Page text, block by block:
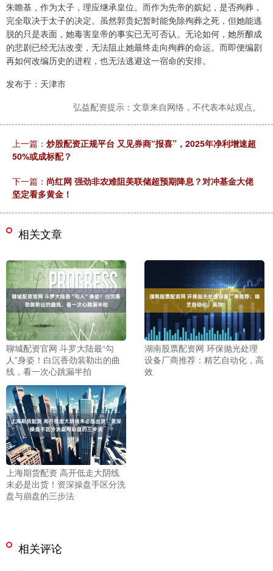
朱瞻基，作为太子，理应继承皇位。而作为先帝的嫔妃，是否殉葬，
完全取决于太子的决定。虽然郭贵妃暂时能免除殉葬之死，但她能逃
脱的只是表面，她毒害皇帝的事实已无可否认。无论如何，她所酿成
的悲剧已经无法改变，无法阻止她最终走向殉葬的命运。而即便编剧
再如何改编历史的进程，也无法逃避这一宿命的安排。
发布于：天津市
弘益配资提示：文章来自网络，不代表本站观点。
上一篇： 炒股配资正规平台 又见券商“报喜”，2025年净利增速超
50%或成标配？
下一篇： 尚红网 强劲非农难阻美联储超预期降息？对冲基金大佬
坚定看多黄金！
相关文章
聊城配资官网 斗罗大陆最“勾
人”身姿！白沉香劲装勒出的曲
线，看一次心跳漏半拍
湖南股票配资网 环保抛光处理
设备厂商推荐：精艺自动化，高
效
上海期货配资 高开低走大阴线
未必是出货！资深操盘手区分洗
盘与崩盘的三步法
相关评论